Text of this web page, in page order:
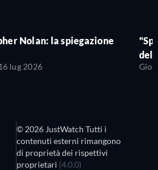
Nolan: la spiegazione
lug 2026
del
© 2026 JustWatch Tutti i
contenuti esterni rimangono
di proprietà dei rispettivi
proprietari (4.0.0)